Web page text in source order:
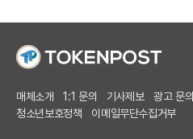
매체소개 1:1 문의 기사제보 광고 문의
청소년보호정책
이메일무단수집거부